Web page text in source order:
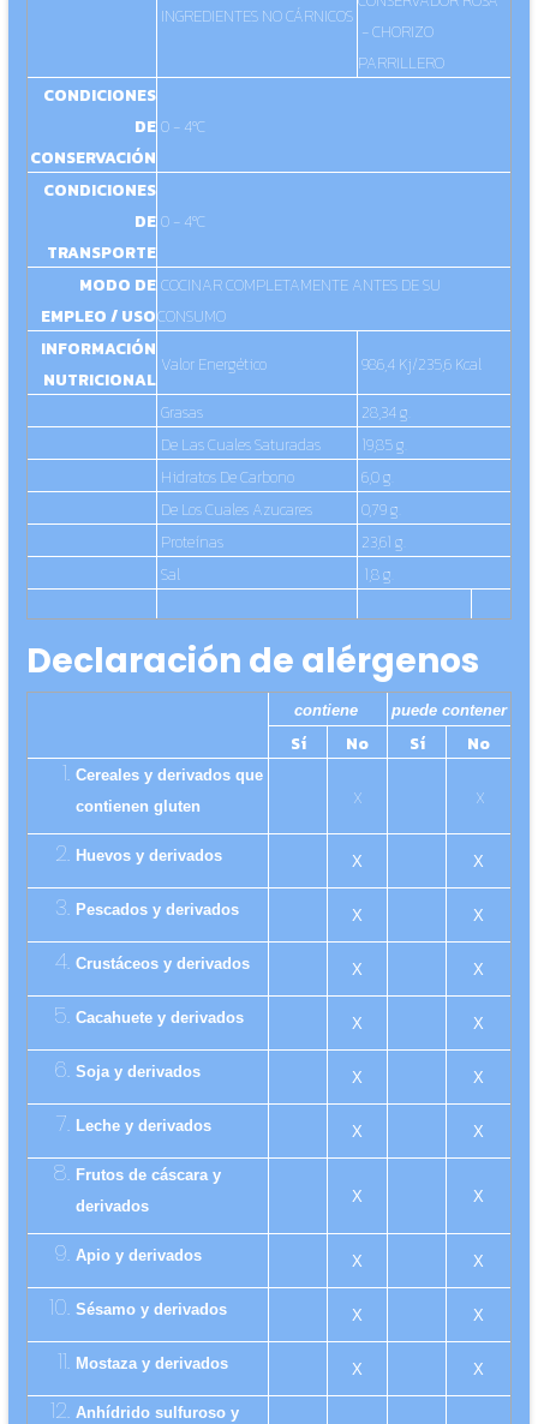
INGREDIENTES NO CÁRNICOS
- CHORIZO
PARRILLERO
CONDICIONES
DE
CONSERVACIÓN
0 - 4ºC
CONDICIONES
DE
TRANSPORTE
0 - 4ºC
MODO DE
EMPLEO / USO
COCINAR COMPLETAMENTE ANTES DE SU
CONSUMO
INFORMACIÓN
NUTRICIONAL
Valor Energético
986,4 Kj/235,6 Kcal
Grasas
28,34 g.
De Las Cuales Saturadas
19,85 g.
Hidratos De Carbono
6,0 g.
De Los Cuales Azucares
0,79 g.
Proteínas
23,61 g.
Sal
1,8 g.
Declaración de alérgenos
contiene puede contener
Sí No Sí No
Cereales y derivados que
contienen gluten
X X
Huevos y derivados X X
Pescados y derivados X X
Crustáceos y derivados X X
Cacahuete y derivados X X
Soja y derivados X X
Leche y derivados X X
Frutos de cáscara y
derivados
X X
Apio y derivados X X
Sésamo y derivados X X
Mostaza y derivados X X
Anhídrido sulfuroso y